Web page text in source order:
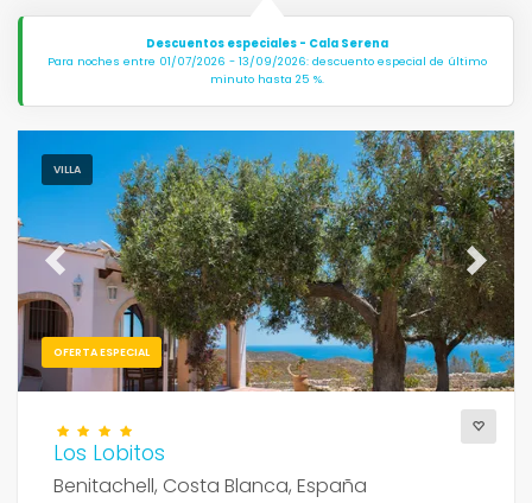
Confort
Categorías adicionales
Descuentos especiales - Cala Serena
Para noches entre 01/07/2026 - 13/09/2026: descuento especial de último
minuto hasta 25 %.
VILLA
OFERTA ESPECIAL
Previous Next
Los Lobitos
Benitachell, Costa Blanca, España